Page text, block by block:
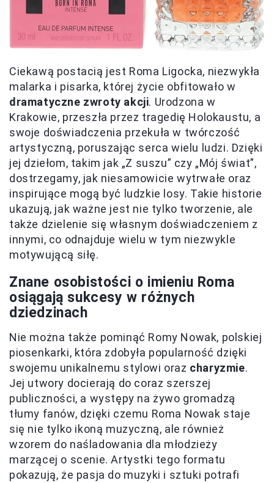
Ciekawą postacią jest Roma Ligocka, niezwykła
malarka i pisarka, której życie obfitowało w
dramatyczne zwroty akcji. Urodzona w
Krakowie, przeszła przez tragedię Holokaustu, a
swoje doświadczenia przekuła w twórczość
artystyczną, poruszając serca wielu ludzi. Dzięki
jej dziełom, takim jak „Z suszu” czy „Mój świat”,
dostrzegamy, jak niesamowicie wytrwałe oraz
inspirujące mogą być ludzkie losy. Takie historie
ukazują, jak ważne jest nie tylko tworzenie, ale
także dzielenie się własnym doświadczeniem z
innymi, co odnajduje wielu w tym niezwykle
motywującą siłę.
Znane osobistości o imieniu Roma
osiągają sukcesy w różnych
dziedzinach
Nie można także pominąć Romy Nowak, polskiej
piosenkarki, która zdobyła popularność dzięki
swojemu unikalnemu stylowi oraz charyzmie.
Jej utwory docierają do coraz szerszej
publiczności, a występy na żywo gromadzą
tłumy fanów, dzięki czemu Roma Nowak staje
się nie tylko ikoną muzyczną, ale również
wzorem do naśladowania dla młodzieży
marzącej o scenie. Artystki tego formatu
pokazują, że pasja do muzyki i sztuki potrafi